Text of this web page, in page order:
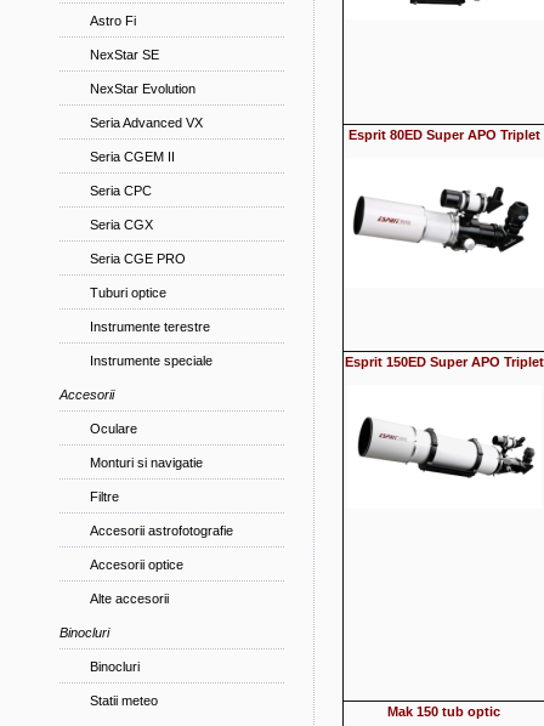
Astro Fi
NexStar SE
NexStar Evolution
Seria Advanced VX
Seria CGEM II
Seria CPC
Seria CGX
Seria CGE PRO
Tuburi optice
Instrumente terestre
Instrumente speciale
Accesorii
Oculare
Monturi si navigatie
Filtre
Accesorii astrofotografie
Accesorii optice
Alte accesorii
Binocluri
Binocluri
Statii meteo
Esprit 80ED Super APO Triplet
Esprit 150ED Super APO Triplet
Mak 150 tub optic